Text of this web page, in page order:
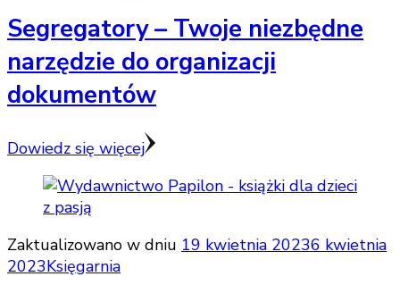
Segregatory – Twoje niezbędne
narzędzie do organizacji
dokumentów
Dowiedz się więcej
Zaktualizowano w dniu 19 kwietnia 20236 kwietnia
2023Księgarnia